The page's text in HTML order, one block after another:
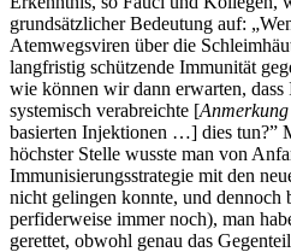
grundsätzlicher Bedeutung auf:
Atemwegsviren über die
langfristig schützende Immunität
wie können wir dann erwarten, dass
systemisch verabreichte [
basierten Injektionen …] dies tun?”
höchster Stelle wusste man von
Immunisierungsstrategie mit den
nicht gelingen konnte, und dennoch
perfiderweise immer noch), man
gerettet, obwohl genau das